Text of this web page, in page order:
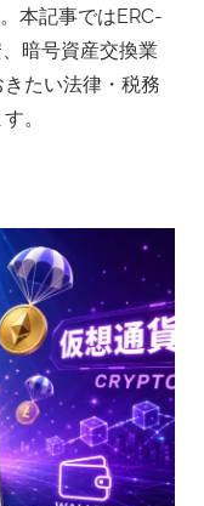
本記事ではERC-
暗号資産交換業
たい法律・税務
。